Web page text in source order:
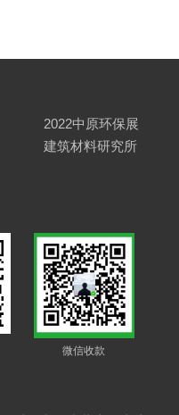
2022中原环保展
建筑材料研究所
微信收款